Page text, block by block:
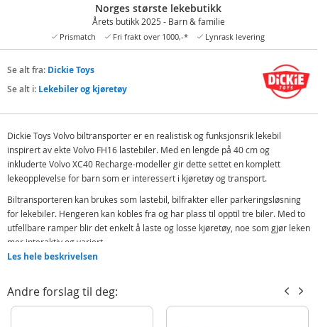
Norges største lekebutikk
Årets butikk 2025 - Barn & familie
Prismatch Fri frakt over 1000,-* Lynrask levering
Se alt fra: Dickie Toys
Se alt i: Lekebiler og kjøretøy
Dickie Toys Volvo biltransporter er en realistisk og funksjonsrik lekebil
inspirert av ekte Volvo FH16 lastebiler. Med en lengde på 40 cm og
inkluderte Volvo XC40 Recharge-modeller gir dette settet en komplett
lekeopplevelse for barn som er interessert i kjøretøy og transport.
Biltransporteren kan brukes som lastebil, bilfrakter eller parkeringsløsning
for lekebiler. Hengeren kan kobles fra og har plass til opptil tre biler. Med to
utfellbare ramper blir det enkelt å laste og losse kjøretøy, noe som gjør leken
mer interaktiv og variert.
Lys- og lydeffekter gir ekstra realisme og engasjement. Samtidig stimulerer
Den robuste konstruksjonen gjør at produktet tåler aktiv lek over tid.
Offisiell Volvo-lisens og gjennomførte detaljer gjør at dette produktet skiller
Les hele beskrivelsen
Andre forslag til deg: